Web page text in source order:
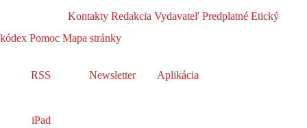
Kontakty Redakcia Vydavateľ Predplatné Etický
kódex Pomoc Mapa stránky
RSS Newsletter Aplikácia
iPad